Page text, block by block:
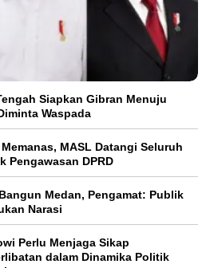
Siapkan Gibran Menuju
Waspada
MASL Datangi Seluruh
Pengawasan DPRD
Medan, Pengamat: Publik
Narasi
Perlu Menjaga Sikap
dalam Dinamika Politik